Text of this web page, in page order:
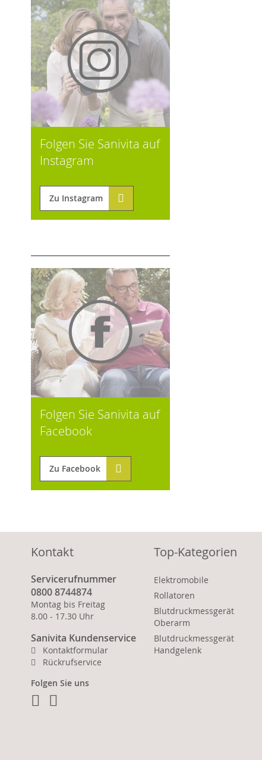
Folgen Sie Sanivita auf
Instagram
Zu Instagram
Folgen Sie Sanivita auf
Facebook
Zu Facebook
Kontakt
Servicerufnummer
0800 8744874
Montag bis Freitag
8.00 - 17.30 Uhr
Sanivita Kundenservice
Kontaktformular
Rückrufservice
Folgen Sie uns
Facebook
Top-Kategorien
Elektromobile
Rollatoren
Blutdruckmessgerät
Oberarm
Blutdruckmessgerät
Handgelenk